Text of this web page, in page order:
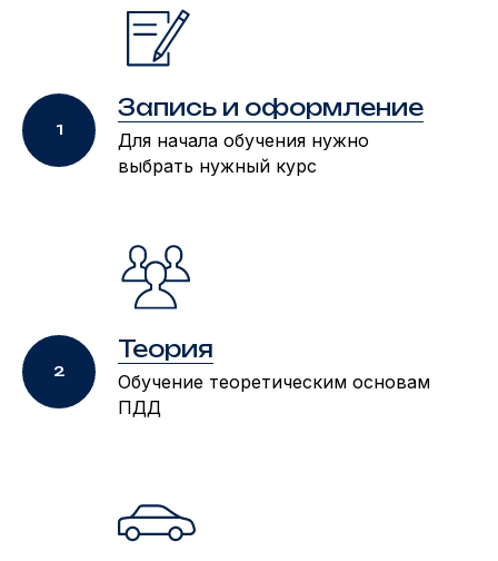
Запись и оформление
Для начала обучения нужно
выбрать нужный курс
Теория
Обучение теоретическим основам
ПДД